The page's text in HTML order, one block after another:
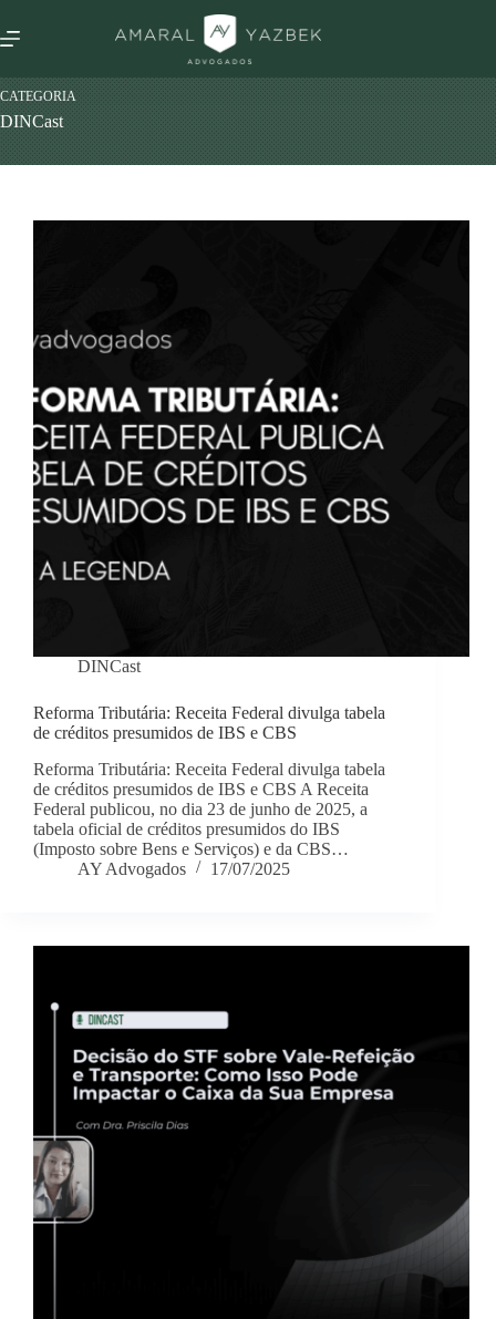
CATEGORIA
DINCast
DINCast
Reforma Tributária: Receita Federal divulga tabela
de créditos presumidos de IBS e CBS
Reforma Tributária: Receita Federal divulga tabela
de créditos presumidos de IBS e CBS A Receita
Federal publicou, no dia 23 de junho de 2025, a
tabela oficial de créditos presumidos do IBS
(Imposto sobre Bens e Serviços) e da CBS…
AY Advogados
17/07/2025